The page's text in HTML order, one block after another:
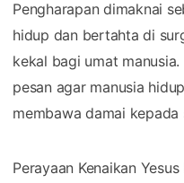
Pengharapan dimaknai
hidup dan bertahta di
kekal bagi umat
pesan agar manusia
membawa damai kepada
Perayaan Kenaikan